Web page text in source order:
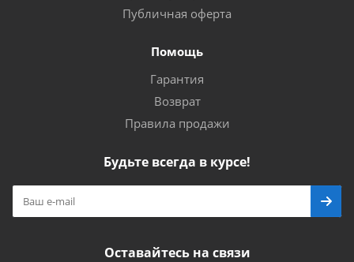
Публичная оферта
Помощь
Гарантия
Возврат
Правила продажи
Будьте всегда в курсе!
Оставайтесь на связи